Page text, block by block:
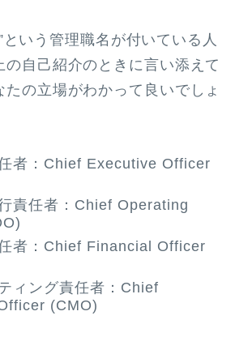
という管理職名が付いている人
の自己紹介のときに言い添えて
の立場がわかって良いでしょ
者：Chief Executive Officer
責任者：Chief Operating
者：Chief Financial Officer
ィング責任者：Chief
(CMO)